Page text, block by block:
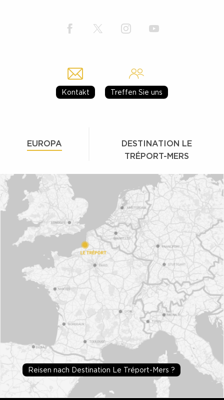
Kontakt Treffen Sie uns
EUROPA
DESTINATION LE
TRÉPORT-MERS
Reisen nach Destination Le Tréport-Mers ?